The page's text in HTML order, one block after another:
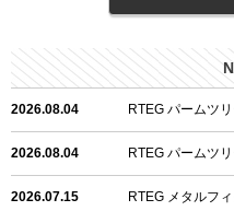
2026.08.04 RTEG パームツ
2026.08.04 RTEG パームツ
2026.07.15 RTEG メタルフ